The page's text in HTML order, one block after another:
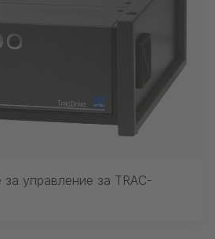
управление за TRAC-